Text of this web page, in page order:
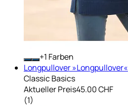
+ Farben
Longpullover »Longpullover«
Classic Basics
Aktueller Preis45.00 CHF
(1)